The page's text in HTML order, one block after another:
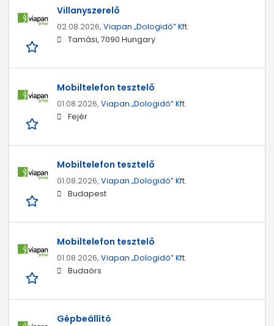
Villanyszerelő
02.08.2026, Viapan „Dologidő” Kft.
Tamási, 7090 Hungary
Mobiltelefon tesztelő
01.08.2026, Viapan „Dologidő” Kft.
Fejér
Mobiltelefon tesztelő
01.08.2026, Viapan „Dologidő” Kft.
Budapest
Mobiltelefon tesztelő
01.08.2026, Viapan „Dologidő” Kft.
Budaörs
Gépbeállító